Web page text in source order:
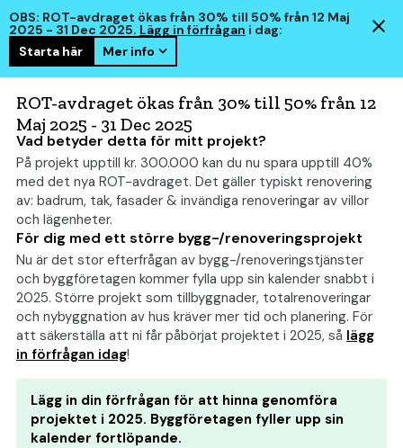
OBS: ROT-avdraget ökas från 30% till 50% från 12 Maj
2025 - 31 Dec 2025. Lägg in förfrågan i dag:
Starta här
Mer info
ROT-avdraget ökas från 30% till 50% från 12
Maj 2025 - 31 Dec 2025
Vad betyder detta för mitt projekt?
På projekt upptill kr. 300.000 kan du nu spara upptill 40%
med det nya ROT-avdraget. Det gäller typiskt renovering
av: badrum, tak, fasader & invändiga renoveringar av villor
och lägenheter.
För dig med ett större bygg-/renoveringsprojekt
Nu är det stor efterfrågan av bygg-/renoveringstjänster
och byggföretagen kommer fylla upp sin kalender snabbt i
2025. Större projekt som tillbyggnader, totalrenoveringar
och nybyggnation av hus kräver mer tid och planering. För
att säkerställa att ni får påbörjat projektet i 2025, så lägg
in förfrågan idag!
Lägg in din förfrågan för att hinna genomföra
projektet i 2025. Byggföretagen fyller upp sin
kalender fortlöpande.
hemsmart
Formsättning: 20 saker
som du måste veta